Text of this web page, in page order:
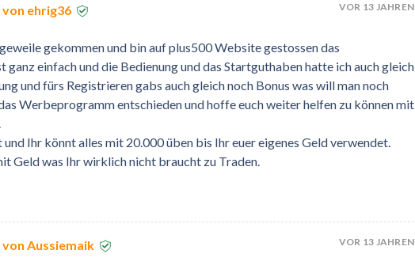
ehrig36 VOR 13 JAHREN
gekommen und bin auf plus500 Website gestossen das
einfach und die Bedienung und das Startguthaben hatte ich auch gleich
und fürs Registrieren gabs auch gleich noch Bonus was will man noch
Werbeprogramm entschieden und hoffe euch weiter helfen zu können mit
Ihr könnt alles mit 20.000 üben bis Ihr euer eigenes Geld verwendet.
Geld was Ihr wirklich nicht braucht zu Traden.
Aussiemaik VOR 13 JAHREN